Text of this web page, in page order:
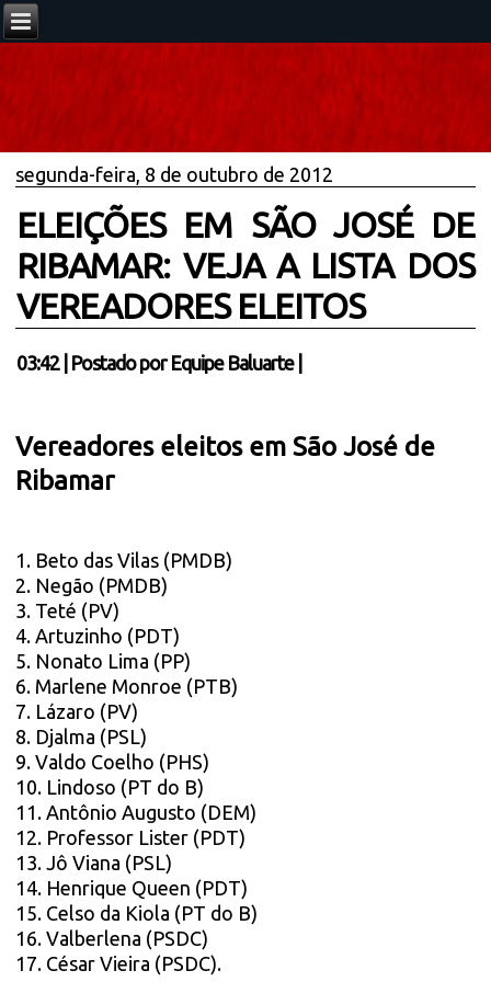
segunda-feira, 8 de outubro de 2012
ELEIÇÕES EM SÃO JOSÉ DE
RIBAMAR: VEJA A LISTA DOS
VEREADORES ELEITOS
03:42| Postado por Equipe Baluarte
Vereadores eleitos em São José de
Ribamar
1. Beto das Vilas (PMDB)
2. Negão (PMDB)
3. Teté (PV)
4. Artuzinho (PDT)
5. Nonato Lima (PP)
6. Marlene Monroe (PTB)
7. Lázaro (PV)
8. Djalma (PSL)
9. Valdo Coelho (PHS)
10. Lindoso (PT do B)
11. Antônio Augusto (DEM)
12. Professor Lister (PDT)
13. Jô Viana (PSL)
14. Henrique Queen (PDT)
15. Celso da Kiola (PT do B)
16. Valberlena (PSDC)
17. César Vieira (PSDC).